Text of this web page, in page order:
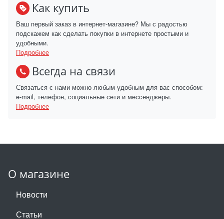
Как купить
Ваш первый заказ в интернет-магазине? Мы с радостью
подскажем как сделать покупки в интернете простыми и
удобными.
Подробнее
Всегда на связи
Связаться с нами можно любым удобным для вас способом:
e-mail, телефон, социальные сети и мессенджеры.
Подробнее
О магазине
Новости
Статьи